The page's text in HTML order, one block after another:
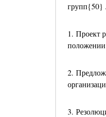
групп{50}
1. Проект
2.
3.